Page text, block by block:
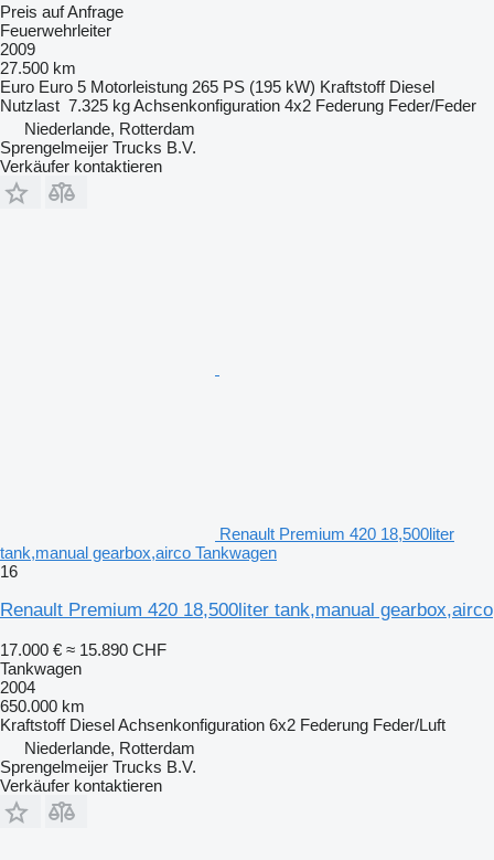
Preis auf Anfrage
Feuerwehrleiter
2009
27.500 km
Euro Euro 5 Motorleistung 265 PS (195 kW) Kraftstoff Diesel
Nutzlast 7.325 kgAchsenkonfiguration 4x2 Federung Feder/Feder
Niederlande, Rotterdam
Sprengelmeijer Trucks B.V.
Verkäufer kontaktieren
Renault Premium 420 18,500liter
tank,manual gearbox,airco Tankwagen
16
Renault Premium 420 18,500liter tank,manual gearbox,airco
17.000 € ≈ 15.890 CHF
Tankwagen
2004
650.000 km
Kraftstoff DieselAchsenkonfiguration 6x2 Federung Feder/Luft
Niederlande, Rotterdam
Sprengelmeijer Trucks B.V.
Verkäufer kontaktieren